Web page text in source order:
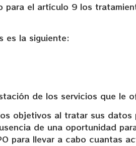
el artículo 9 los
es la siguiente:
de los servicios que le
objetivos al tratar sus datos
de una oportunidad
para llevar a cabo cuantas